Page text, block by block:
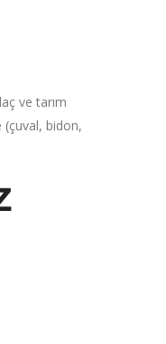
ve tarım
bidon,